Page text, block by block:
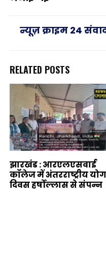
न्यूज़ क्राइम 24
RELATED POSTS
झारखंड : आरएलएसवाई
कॉलेज में अंतरराष्ट्रीय योग
दिवस हर्षोल्लास से संपन्न